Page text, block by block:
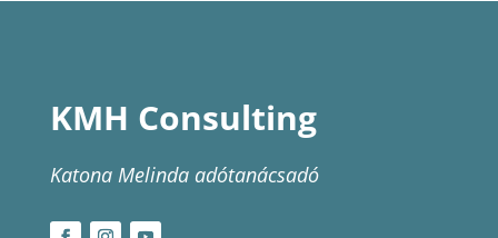
KMH Consulting
Katona Melinda adótanácsadó